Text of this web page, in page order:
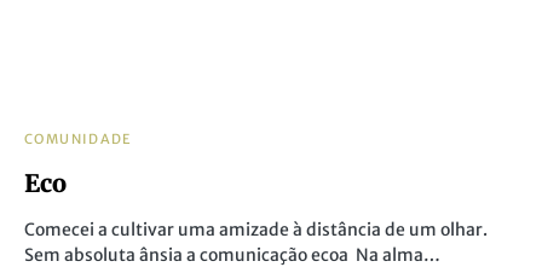
COMUNIDADE
Eco
Comecei a cultivar uma amizade à distância de um olhar.
Sem absoluta ânsia a comunicação ecoa Na alma…